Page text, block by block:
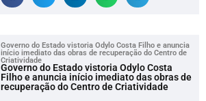
Governo do Estado vistoria Odylo Costa Filho e anuncia
início imediato das obras de recuperação do Centro de
Criatividade
Governo do Estado vistoria Odylo Costa
Filho e anuncia início imediato das obras de
recuperação do Centro de Criatividade